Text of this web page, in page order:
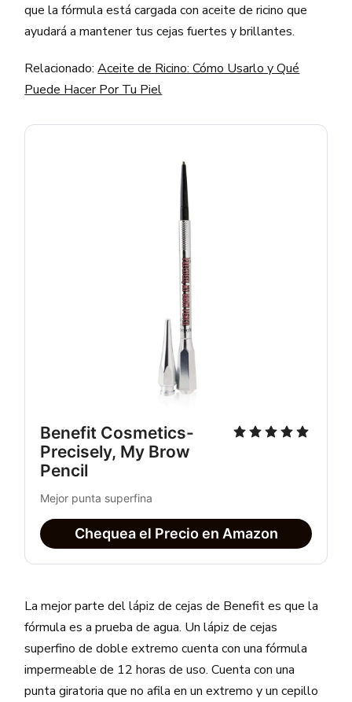
que la fórmula está cargada con aceite de ricino que
ayudará a mantener tus cejas fuertes y brillantes.
Relacionado:Aceite de Ricino: Cómo Usarlo y Qué
Puede Hacer Por Tu Piel
Benefit Cosmetics-
Precisely, My Brow
Pencil
Mejor punta superfina
Chequea el Precio en Amazon
La mejor parte del lápiz de cejas de Benefit es que la
fórmula es a prueba de agua. Un lápiz de cejas
superfino de doble extremo cuenta con una fórmula
impermeable de 12 horas de uso. Cuenta con una
punta giratoria que no afila en un extremo y un cepillo